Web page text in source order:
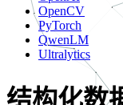
OpenCV
PyTorch
QwenLM
Ultralytics